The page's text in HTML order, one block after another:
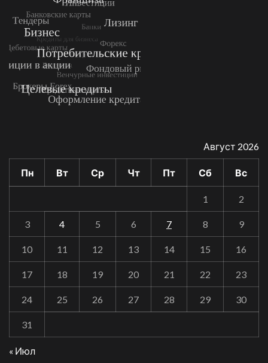
Август 2026
Пн Вт Ср Чт Пт Сб Вс
1 2
3 4 5 6 7 8 9
10 11 12 13 14 15 16
17 18 19 20 21 22 23
24 25 26 27 28 29 30
31
« Июл